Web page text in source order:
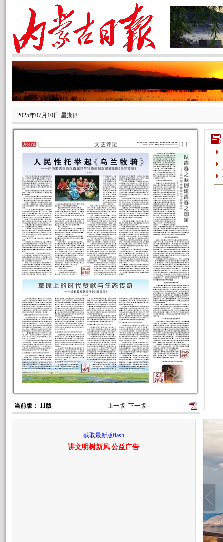
2025年07月10日 星期四
当前版： 11版 上一版 下一版